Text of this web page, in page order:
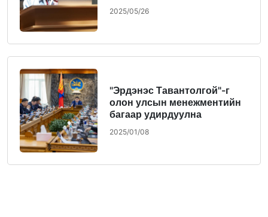
2025/05/26
"Эрдэнэс Тавантолгой"-г
олон улсын менежментийн
багаар удирдуулна
2025/01/08